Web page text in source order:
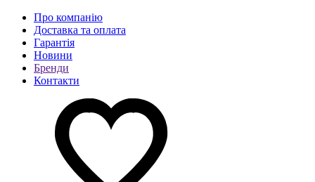
Про компанію
Доставка та оплата
Гарантія
Новини
Бренди
Контакти